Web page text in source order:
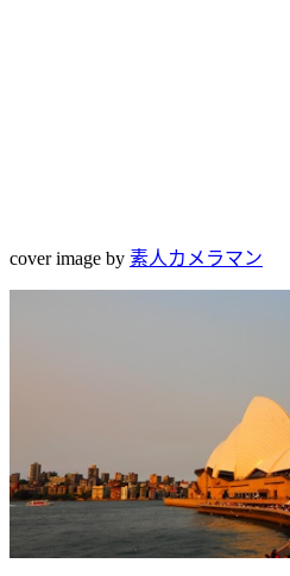
cover image by 素人カメラマン